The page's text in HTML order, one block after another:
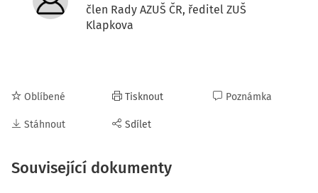
člen Rady AZUŠ ČR, ředitel ZUŠ
Klapkova
Oblíbené
Stáhnout
Tisknout
Sdílet
Poznámka
Související dokumenty